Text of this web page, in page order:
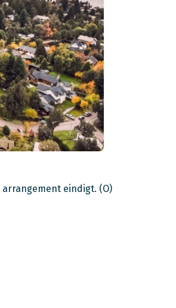
eindigt. (O)